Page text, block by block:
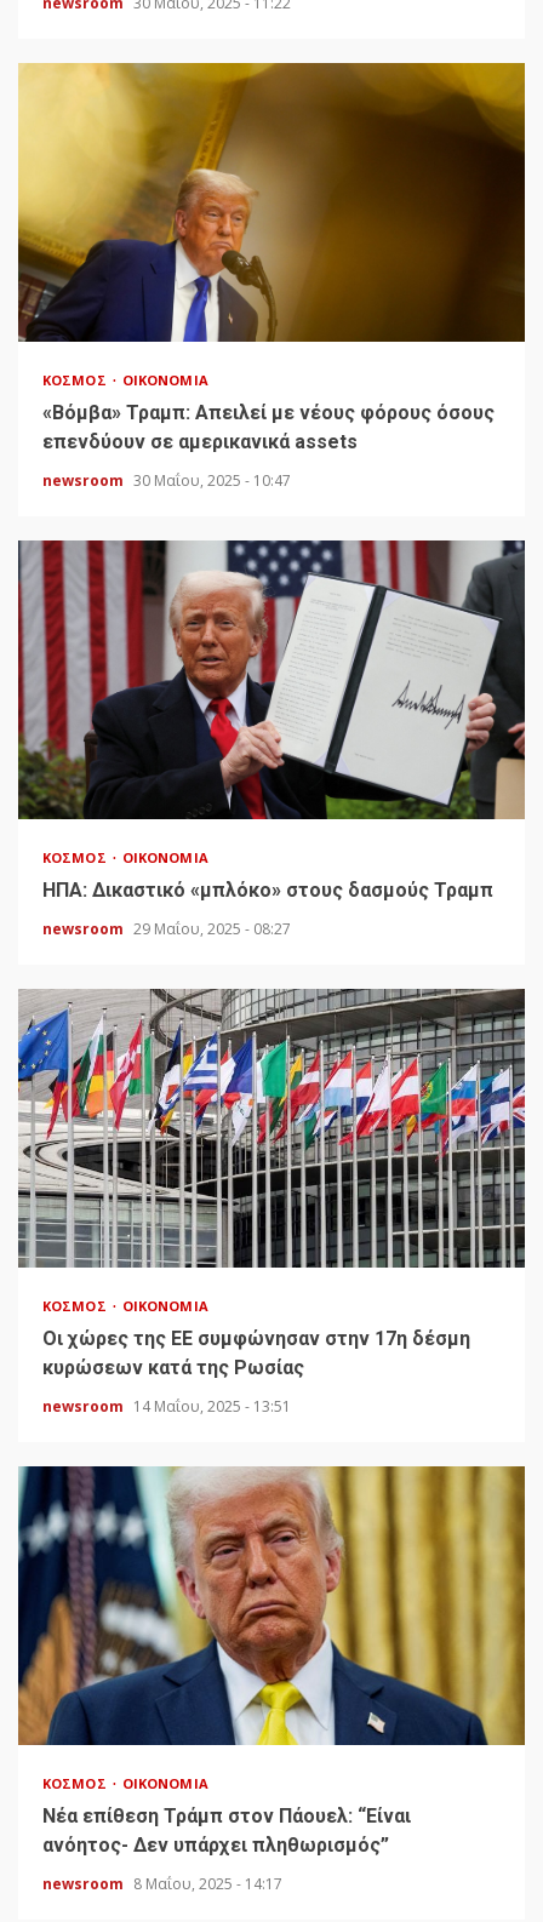
ΚΌΣΜΟΣ ΟΙΚΟΝΟΜΊΑ
«Bόμβα» Τραμπ: Απειλεί με νέους φόρους όσους
επενδύουν σε αμερικανικά assets
newsroom 30 Μαΐου, 2025 - 10:47
ΚΌΣΜΟΣ ΟΙΚΟΝΟΜΊΑ
HΠΑ: Δικαστικό «μπλόκο» στους δασμούς Τραμπ
newsroom 29 Μαΐου, 2025 - 08:27
ΚΌΣΜΟΣ ΟΙΚΟΝΟΜΊΑ
Οι χώρες της ΕΕ συμφώνησαν στην 17η δέσμη
κυρώσεων κατά της Ρωσίας
newsroom 14 Μαΐου, 2025 - 13:51
ΚΌΣΜΟΣ ΟΙΚΟΝΟΜΊΑ
Νέα επίθεση Τράμπ στον Πάουελ: “Είναι
ανόητος- Δεν υπάρχει πληθωρισμός”
newsroom 8 Μαΐου, 2025 - 14:17